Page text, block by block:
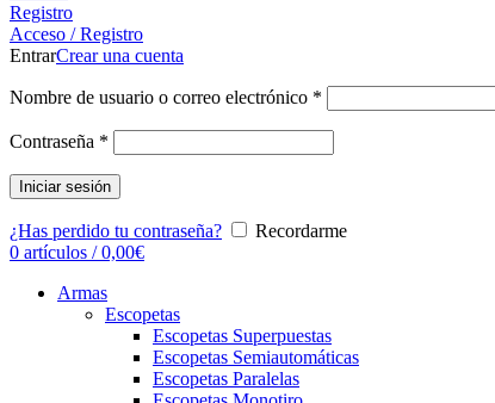
Registro
Acceso / Registro
EntrarCrear una cuenta
Nombre de usuario o correo electrónico *
Contraseña *
Iniciar sesión
¿Has perdido tu contraseña?
Recordarme
0 artículos / 0,00€
Armas
Escopetas
Escopetas Superpuestas
Escopetas Semiautomáticas
Escopetas Paralelas